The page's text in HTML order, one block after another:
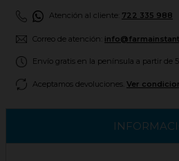
Atención al cliente: 722 335 988
Correo de atención:
Envío gratis en la península a partir de
Aceptamos devoluciones. Ver